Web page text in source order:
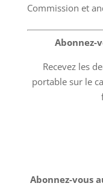
Commission et
Abonnez-
Recevez les
portable sur le
Abonnez-vous